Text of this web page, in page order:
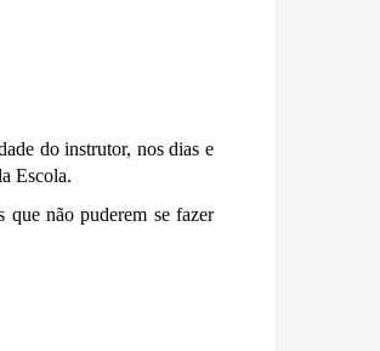
do instrutor, nos dias e
Escola.
que não puderem se fazer